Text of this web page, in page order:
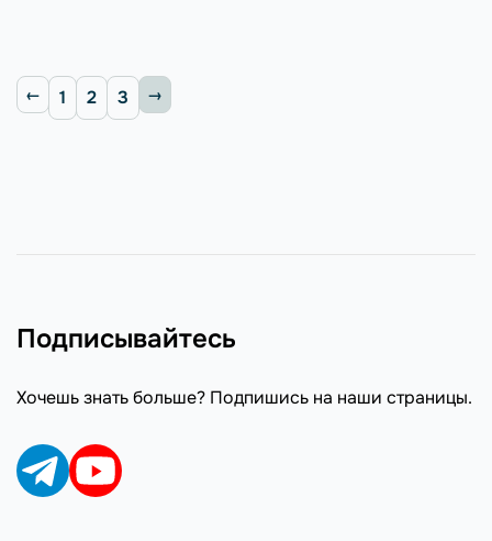
1 2 3
Подписывайтесь
Хочешь знать больше? Подпишись на наши страницы.